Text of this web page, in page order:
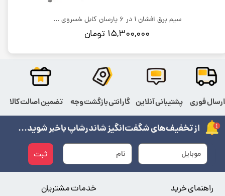
سیم برق افشان 1 در 6 پارسان کابل خسروی | کلاف 100 متری
۱۵,۳۰۰,۰۰۰ تومان
ثبت
از تخفیف‌های شگفت‌انگیز شاندرشاپ باخبر شوید...
خدمات مشتریان راهنمای خرید
ارسال فوری پشتیبانی آنلاین گارانتی بازگشت وجه تضمین اصالت کالا